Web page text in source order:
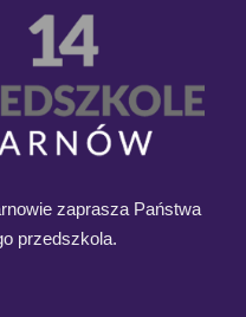
zaprasza Państwa
przedszkola.